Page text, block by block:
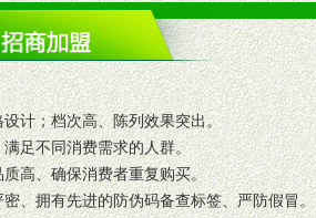
设计；档次高、陈列效果突出。
满足不同消费需求的人群。
质高、确保消费者重复购买。
密、拥有先进的防伪码备查标签、严防假冒。